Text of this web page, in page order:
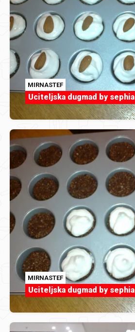
MIRNASTEF
Uciteljska dugmad by sephia
MIRNASTEF
Uciteljska dugmad by sephia